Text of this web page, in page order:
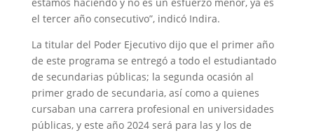
el tercer año consecutivo”, indicó Indira.
La titular del Poder Ejecutivo dijo que el primer año
de este programa se entregó a todo el estudiantado
de secundarias públicas; la segunda ocasión al
primer grado de secundaria, así como a quienes
cursaban una carrera profesional en universidades
públicas, y este año 2024 será para las y los de